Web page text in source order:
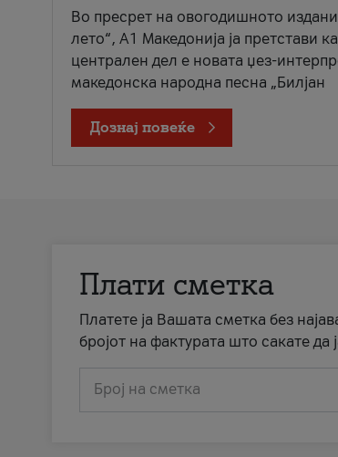
Во пресрет на овогодишното
лето“, А1 Македонија ја претстави
централен дел е новата џез-
македонска народна песна „Билјан
Дознај повеќе
Плати сметка
Платете ја Вашата сметка без
бројот на фактурата што сакате да
Број на сметка